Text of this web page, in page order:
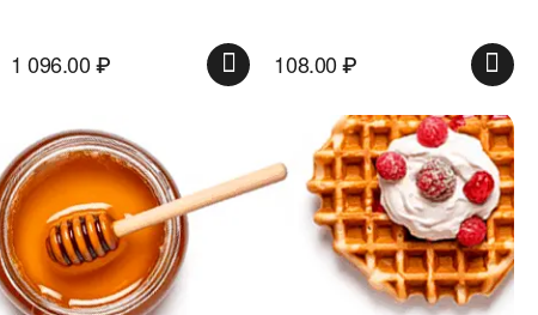
1 096.00₽ 108.00₽